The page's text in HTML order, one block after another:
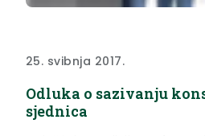
25. svibnja 2017.
Odluka o sazivanju
sjednica